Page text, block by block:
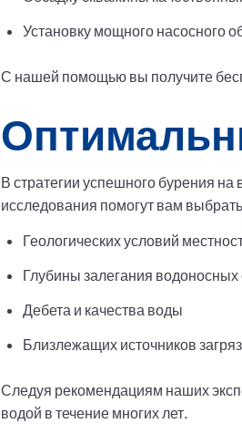
Установку мощного насосного
С нашей помощью вы получите
В стратегии успешного бурения
исследования помогут вам
Геологических условий
Глубины залегания водоносных
Дебета и качества воды
Близлежащих источников
Следуя рекомендациям наших
водой в течение многих лет.